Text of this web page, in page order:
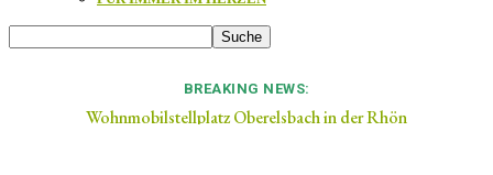
BREAKING NEWS:
Wohnmobilstellplatz Oberelsbach in der Rhön